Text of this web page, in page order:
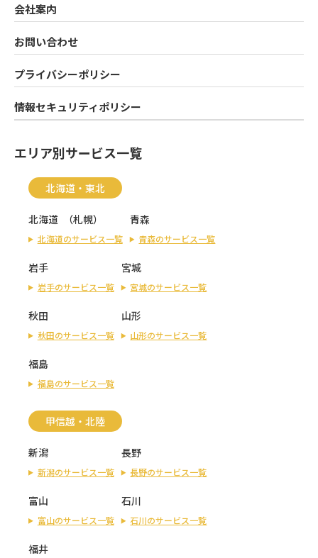
会社案内
お問い合わせ
プライバシーポリシー
情報セキュリティポリシー
エリア別サービス一覧
北海道・東北
北海道 （札幌）
北海道のサービス一覧
青森
青森のサービス一覧
岩手
岩手のサービス一覧
宮城
宮城のサービス一覧
秋田
秋田のサービス一覧
山形
山形のサービス一覧
福島
福島のサービス一覧
甲信越・北陸
新潟
新潟のサービス一覧
長野
長野のサービス一覧
富山
富山のサービス一覧
石川
石川のサービス一覧
福井